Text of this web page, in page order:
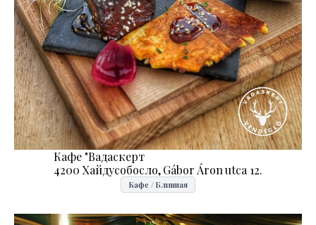
Кафе "Вадаскерт
4200 Хайдусобосло, Gábor Áron utca 12.
Кафе / Блинная